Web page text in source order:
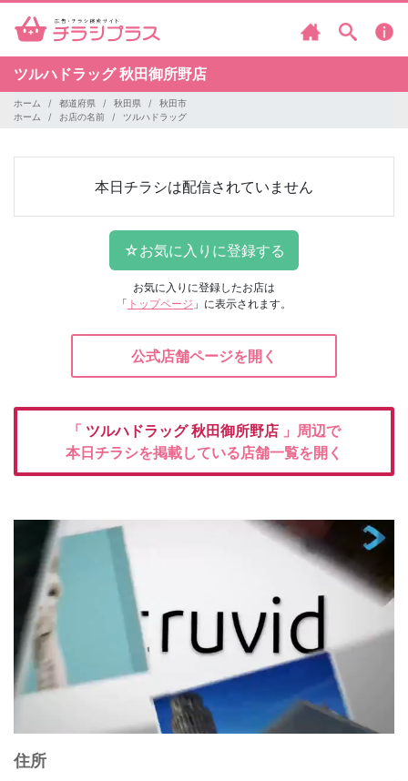
ツルハドラッグ秋田御所野店
ホーム 都道府県 秋田県
秋田市
ホーム
お店の名前 ツルハドラッグ
本日チラシは配信されていません
お気に入りに登録したお店は
「 トップページ 」に表示されます。
公式店舗ページを開く
「 ツルハドラッグ秋田御所野店 」周辺で
本日チラシを掲載している店舗一覧を開く
住所